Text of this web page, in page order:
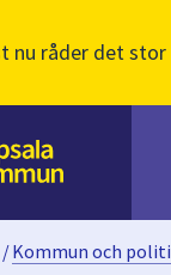
nu råder det
När
/Kommun och